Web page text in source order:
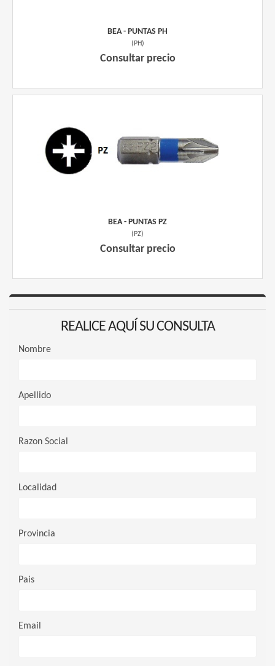
BEA - PUNTAS PH
( PH)
Consultar precio
BEA - PUNTAS PZ
( PZ)
Consultar precio
REALICE AQUÍ SU CONSULTA
Nombre
Apellido
Razon Social
Localidad
Provincia
Pais
Email